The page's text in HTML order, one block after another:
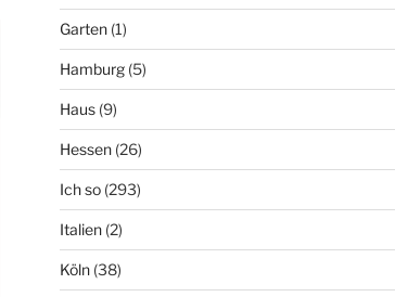
Garten(1)
Hamburg(5)
Haus(9)
Hessen(26)
Ich so(293)
Italien(2)
Köln(38)